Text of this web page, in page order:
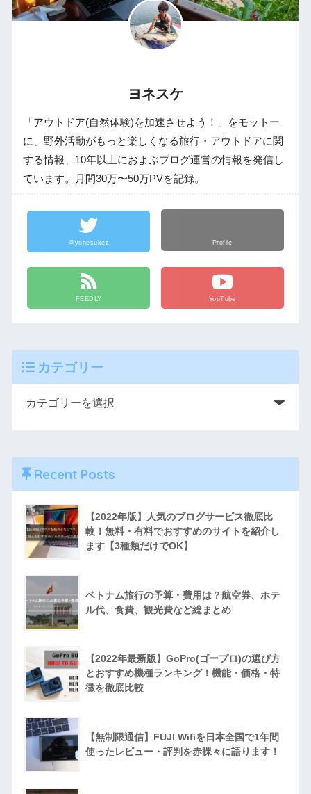
ヨネスケ
「アウトドア(自然体験)を加速させよう！」をモットー
に、野外活動がもっと楽しくなる旅行・アウトドアに関
する情報、10年以上におよぶブログ運営の情報を発信し
ています。月間30万〜50万PVを記録。
@yonesukez Profile
FEEDLY YouTube
カテゴリー
Recent Posts
【2022年版】人気のブログサービス徹底比
較！無料・有料でおすすめのサイトを紹介し
ます【3種類だけでOK】
ベトナム旅行の予算・費用は？航空券、ホテ
ル代、食費、観光費など総まとめ
【2022年最新版】GoPro(ゴープロ)の選び方
とおすすめ機種ランキング！機能・価格・特
徴を徹底比較
【無制限通信】FUJI Wifiを日本全国で1年間
使ったレビュー・評判を赤裸々に語ります！